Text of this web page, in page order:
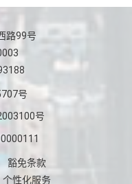
路99号
号
号
豁免条款
个性化服务